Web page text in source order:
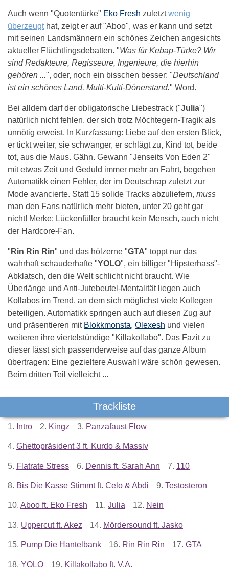
Auch wenn "Quotentürke" Eko Fresh zuletztwenig
überzeugthat, zeigt er auf "Aboo", was er kann und setzt
mit seinen Landsmännern ein schönes Zeichen angesichts
aktueller Flüchtlingsdebatten. "Was für Kebap-Türke? Wir
sind Redakteure, Regisseure, Ingenieure, die hierhin
gehören ...", oder, noch ein bisschen besser: "Deutschland
ist ein schönes Land, Multi-Kulti-Dönerstand." Word.
Bei alldem darf der obligatorische Liebestrack ("Julia")
natürlich nicht fehlen, der sich trotz Möchtegern-Tragik als
unnötig erweist. In Kurzfassung: Liebe auf den ersten Blick,
er tickt weiter, sie schwanger, er schlägt zu, Kind tot, beide
tot, aus die Maus. Gähn. Gewann "Jenseits Von Eden 2"
mit etwas Zeit und Geduld immer mehr an Fahrt, begehen
Automatikk einen Fehler, der im Deutschrap zuletzt zur
Mode avancierte. Statt 15 solide Tracks abzuliefern, muss
man den Fans natürlich mehr bieten, unter 20 geht gar
nicht! Merke: Lückenfüller braucht kein Mensch, auch nicht
der Hardcore-Fan.
" Rin Rin Rin" und das hölzerne "GTA" toppt nur das
wahrhaft schauderhafte "YOLO", ein billiger "Hipsterhass"-
Abklatsch, den die Welt schlicht nicht braucht. Wie
Überlänge und Anti-Jutebeutel-Mentalität liegen auch
Kollabos im Trend, an dem sich möglichst viele Kollegen
beteiligen. Automatikk springen auch auf diesen Zug auf
und präsentieren mit Blokkmonsta, Olexesh und vielen
weiteren ihre viertelstündige "Killakollabo". Das Fazit zu
dieser lässt sich passenderweise auf das ganze Album
übertragen: Eine gezieltere Auswahl wäre schön gewesen.
Beim dritten Teil vielleicht ...
Trackliste
1. Intro 2. Kingz 3. Panzafaust Flow
4. Ghettopräsident 3 ft. Kurdo & Massiv
5. Flatrate Stress 6. Dennis ft. Sarah Ann 7. 110
8. Bis Die Kasse Stimmt ft. Celo & Abdi 9. Testosteron
10. Aboo ft. Eko Fresh 11. Julia 12. Nein
13. Uppercut ft. Akez 14. Mördersound ft. Jasko
15. Pump Die Hantelbank 16. Rin Rin Rin 17. GTA
18. YOLO 19. Killakollabo ft. V.A.